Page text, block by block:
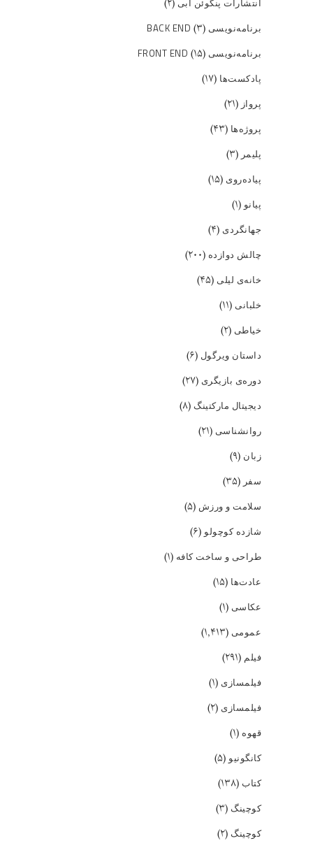
(۲)
برنامه‌نویسی BACK END (۳)
برنامه‌نویسی FRONT END (۱۵)
پادکست‌ها (۱۷)
پرواز (۲۱)
پروژه‌ها (۴۳)
پلیمر (۳)
پیاده‌روی (۱۵)
پیانو(۱)
جهانگردی (۴)
چالش دوازده (۲۰۰)
خانه‌ی لیلی (۴۵)
خلبانی (۱۱)
خیاطی (۲)
داستان ویرگول (۶)
دوره‌ی بازیگری (۲۷)
دیجیتال مارکتینگ (۸)
روانشناسی (۲۱)
زبان (۹)
سفر (۳۵)
سلامت و ورزش (۵)
شازده کوچولو(۶)
طراحی و ساخت کافه (۱)
عادت‌ها (۱۵)
عکاسی (۱)
عمومی (۱,۴۱۳)
فیلم (۲۹۱)
فیلمسازی (۱)
فیلمسازی (۲)
قهوه (۱)
کانگونیو(۵)
کتاب (۱۳۸)
کوچینگ (۳)
کوچینگ (۲)